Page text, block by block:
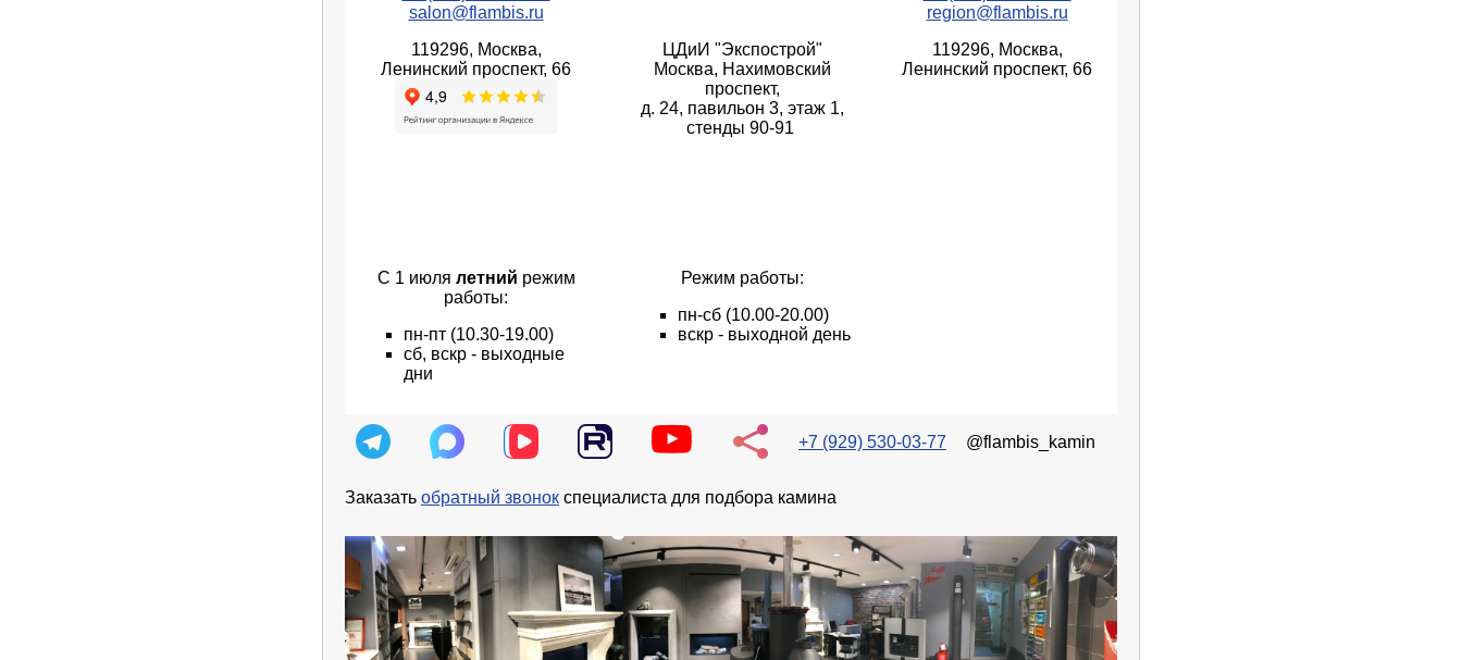
salon@flambis.ru
region@flambis.ru
119296, Москва,
Ленинский проспект, 66
ЦДиИ "Экспострой"
Москва, Нахимовский
проспект,
д. 24, павильон 3, этаж 1,
стенды 90-91
119296, Москва,
Ленинский проспект, 66
С 1 июля летний режим
работы:
пн-пт (10.30-19.00)
сб, вскр - выходные
дни
Режим работы:
пн-сб(10.00-20.00)
вскр - выходной день
+7 (929) 530-03-77 @flambis_kamin
Заказать обратный звонок специалиста для подбора камина